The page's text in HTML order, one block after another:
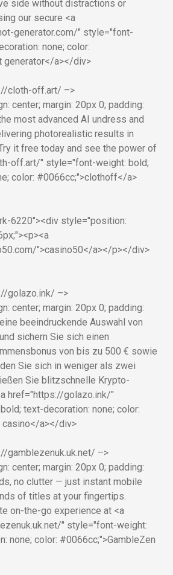
side without distractions or
our secure <a
generator.com/" style="font-
none; color:
generator</a></div>
cloth-off.art/ –>
center; margin: 20px 0; padding:
most advanced AI undress and
photorealistic results in
it free today and see the power of
off.art/" style="font-weight: bold;
color: #0066cc;">clothoff</a>
6220"><div style="position:
">casino50</a></p></div>
golazo.ink/ –>
center; margin: 20px 0; padding:
beeindruckende Auswahl von
sichern Sie sich einen
von bis zu 500 € sowie
Sie sich in weniger als zwei
Sie blitzschnelle Krypto-
href="https://golazo.ink/"
text-decoration: none; color:
a></div>
gamblezenuk.uk.net/ –>
center; margin: 20px 0; padding:
no clutter — just instant mobile
of titles at your fingertips.
on-the-go experience at <a
" style="font-weight:
none; color: #0066cc;">GambleZen